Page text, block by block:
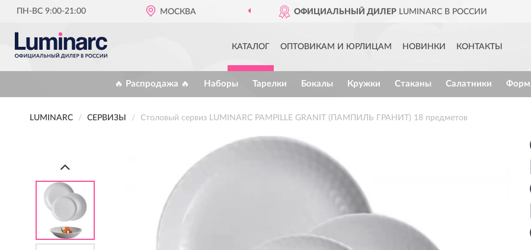
ПН-ВС 9:00-21:00 МОСКВА
ОФИЦИАЛЬНЫЙ ДИЛЕР LUMINARC В РОССИИ
КАТАЛОГ ОПТОВИКАМ И ЮРЛИЦАМ НОВИНКИ КОНТАКТЫ
🔥 Распродажа 🔥 Наборы Тарелки Бокалы Кружки Стаканы Салатники
LUMINARC СЕРВИЗЫ Столовый сервиз LUMINARC PAMPILLE GRANIT (ПАМПИЛЬ ГРАНИТ) 18 предметов